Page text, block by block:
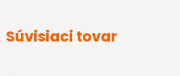
Súvisiaci tovar